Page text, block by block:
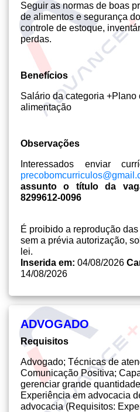
Seguir as normas de boas
de alimentos e segurança
controle de estoque,
perdas.
Benefícios
Salário da categoria +Plano
alimentação
Observações
Interessados enviar
assunto o título da
8299612-0096
É proibido a reprodução
sem a prévia autorização,
lei.
Inserida em: 04/08/2026
14/08/2026
ADVOGADO
Requisitos
Advogado; Técnicas de
Comunicação Positiva;
gerenciar grande
Experiência em advocacia
advocacia (Requisitos: